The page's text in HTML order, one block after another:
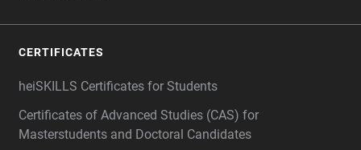
CERTIFICATES
heiSKILLS Certificates for Students
Certificates of Advanced Studies (CAS) for
Masterstudents and Doctoral Candidates